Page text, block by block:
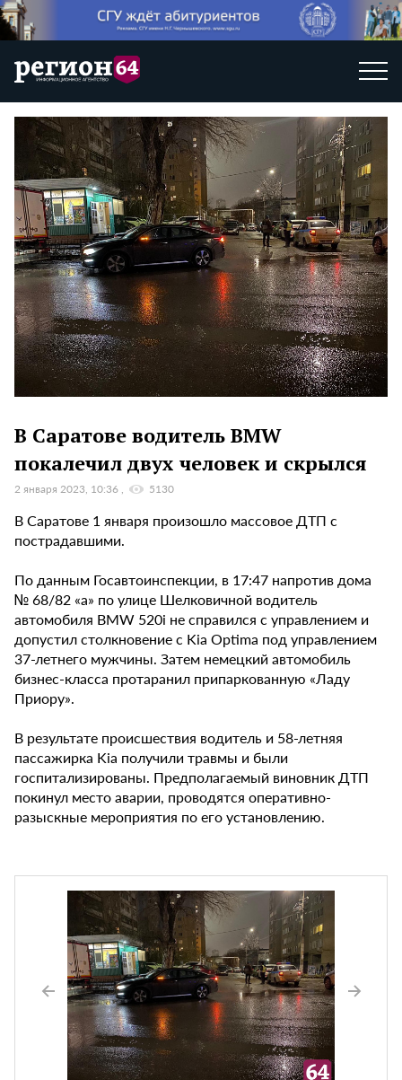
В Саратове водитель BMW
покалечил двух человек и скрылся
2 января 2023, 10:36 5130
В Саратове 1 января произошло массовое ДТП с
пострадавшими.
По данным Госавтоинспекции, в 17:47 напротив дома
№ 68/82 «а» по улице Шелковичной водитель
автомобиля BMW 520i не справился с управлением и
допустил столкновение с Kia Optima под управлением
37-летнего мужчины. Затем немецкий автомобиль
бизнес-класса протаранил припаркованную «Ладу
Приору».
В результате происшествия водитель и 58-летняя
пассажирка Kia получили травмы и были
госпитализированы. Предполагаемый виновник ДТП
покинул место аварии, проводятся оперативно-
разыскные мероприятия по его установлению.